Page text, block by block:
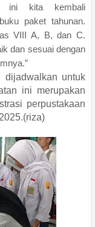
ini kita kembali
paket tahunan.
VIII A, B, dan C.
dan sesuai dengan
dijadwalkan untuk
ini merupakan
perpustakaan